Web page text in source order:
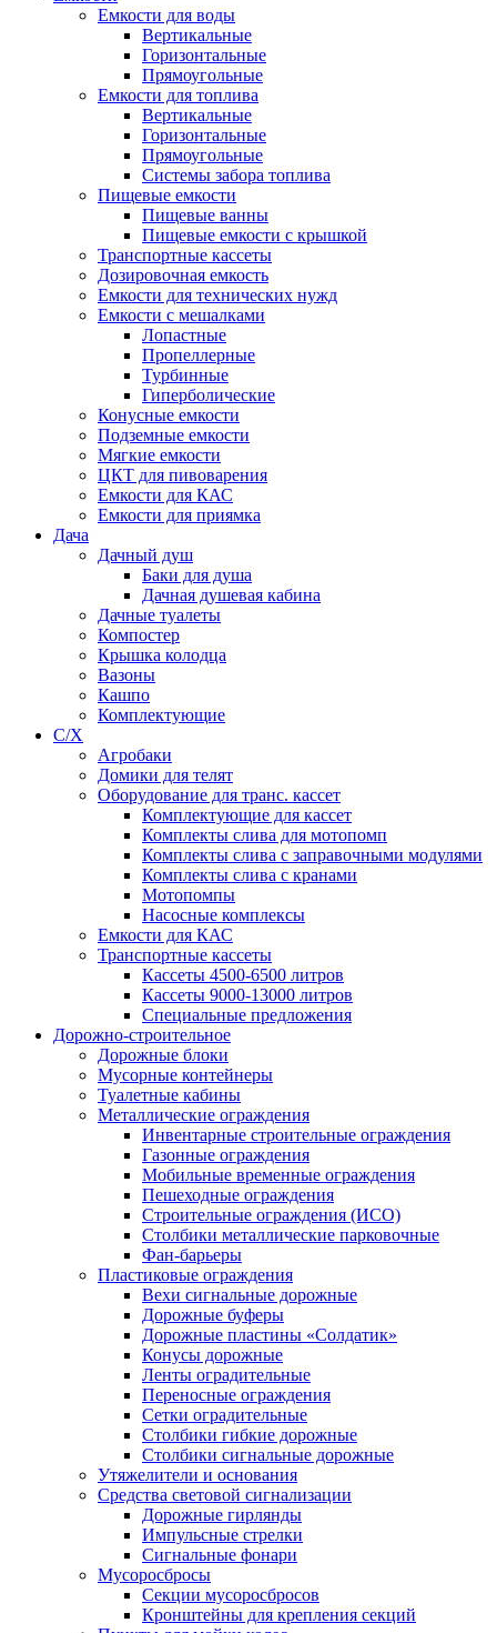
Емкости для воды
Вертикальные
Горизонтальные
Прямоугольные
Емкости для топлива
Вертикальные
Горизонтальные
Прямоугольные
Системы забора топлива
Пищевые емкости
Пищевые ванны
Пищевые емкости с крышкой
Транспортные кассеты
Дозировочная емкость
Емкости для технических нужд
Емкости с мешалками
Лопастные
Пропеллерные
Турбинные
Гиперболические
Конусные емкости
Подземные емкости
Мягкие емкости
ЦКТ для пивоварения
Емкости для КАС
Емкости для приямка
Дача
Дачный душ
Баки для душа
Дачная душевая кабина
Дачные туалеты
Компостер
Крышка колодца
Вазоны
Кашпо
Комплектующие
С/Х
Агробаки
Домики для телят
Оборудование для транс. кассет
Комплектующие для кассет
Комплекты слива для мотопомп
Комплекты слива с заправочными модулями
Комплекты слива с кранами
Мотопомпы
Насосные комплексы
Емкости для КАС
Транспортные кассеты
Кассеты 4500-6500 литров
Кассеты 9000-13000 литров
Специальные предложения
Дорожно-строительное
Дорожные блоки
Мусорные контейнеры
Туалетные кабины
Металлические ограждения
Инвентарные строительные ограждения
Газонные ограждения
Мобильные временные ограждения
Пешеходные ограждения
Строительные ограждения (ИСО)
Столбики металлические парковочные
Фан-барьеры
Пластиковые ограждения
Вехи сигнальные дорожные
Дорожные буферы
Дорожные пластины «Солдатик»
Конусы дорожные
Ленты оградительные
Переносные ограждения
Сетки оградительные
Столбики гибкие дорожные
Столбики сигнальные дорожные
Утяжелители и основания
Средства световой сигнализации
Дорожные гирлянды
Импульсные стрелки
Сигнальные фонари
Мусоросбросы
Секции мусоросбросов
Кронштейны для крепления секций